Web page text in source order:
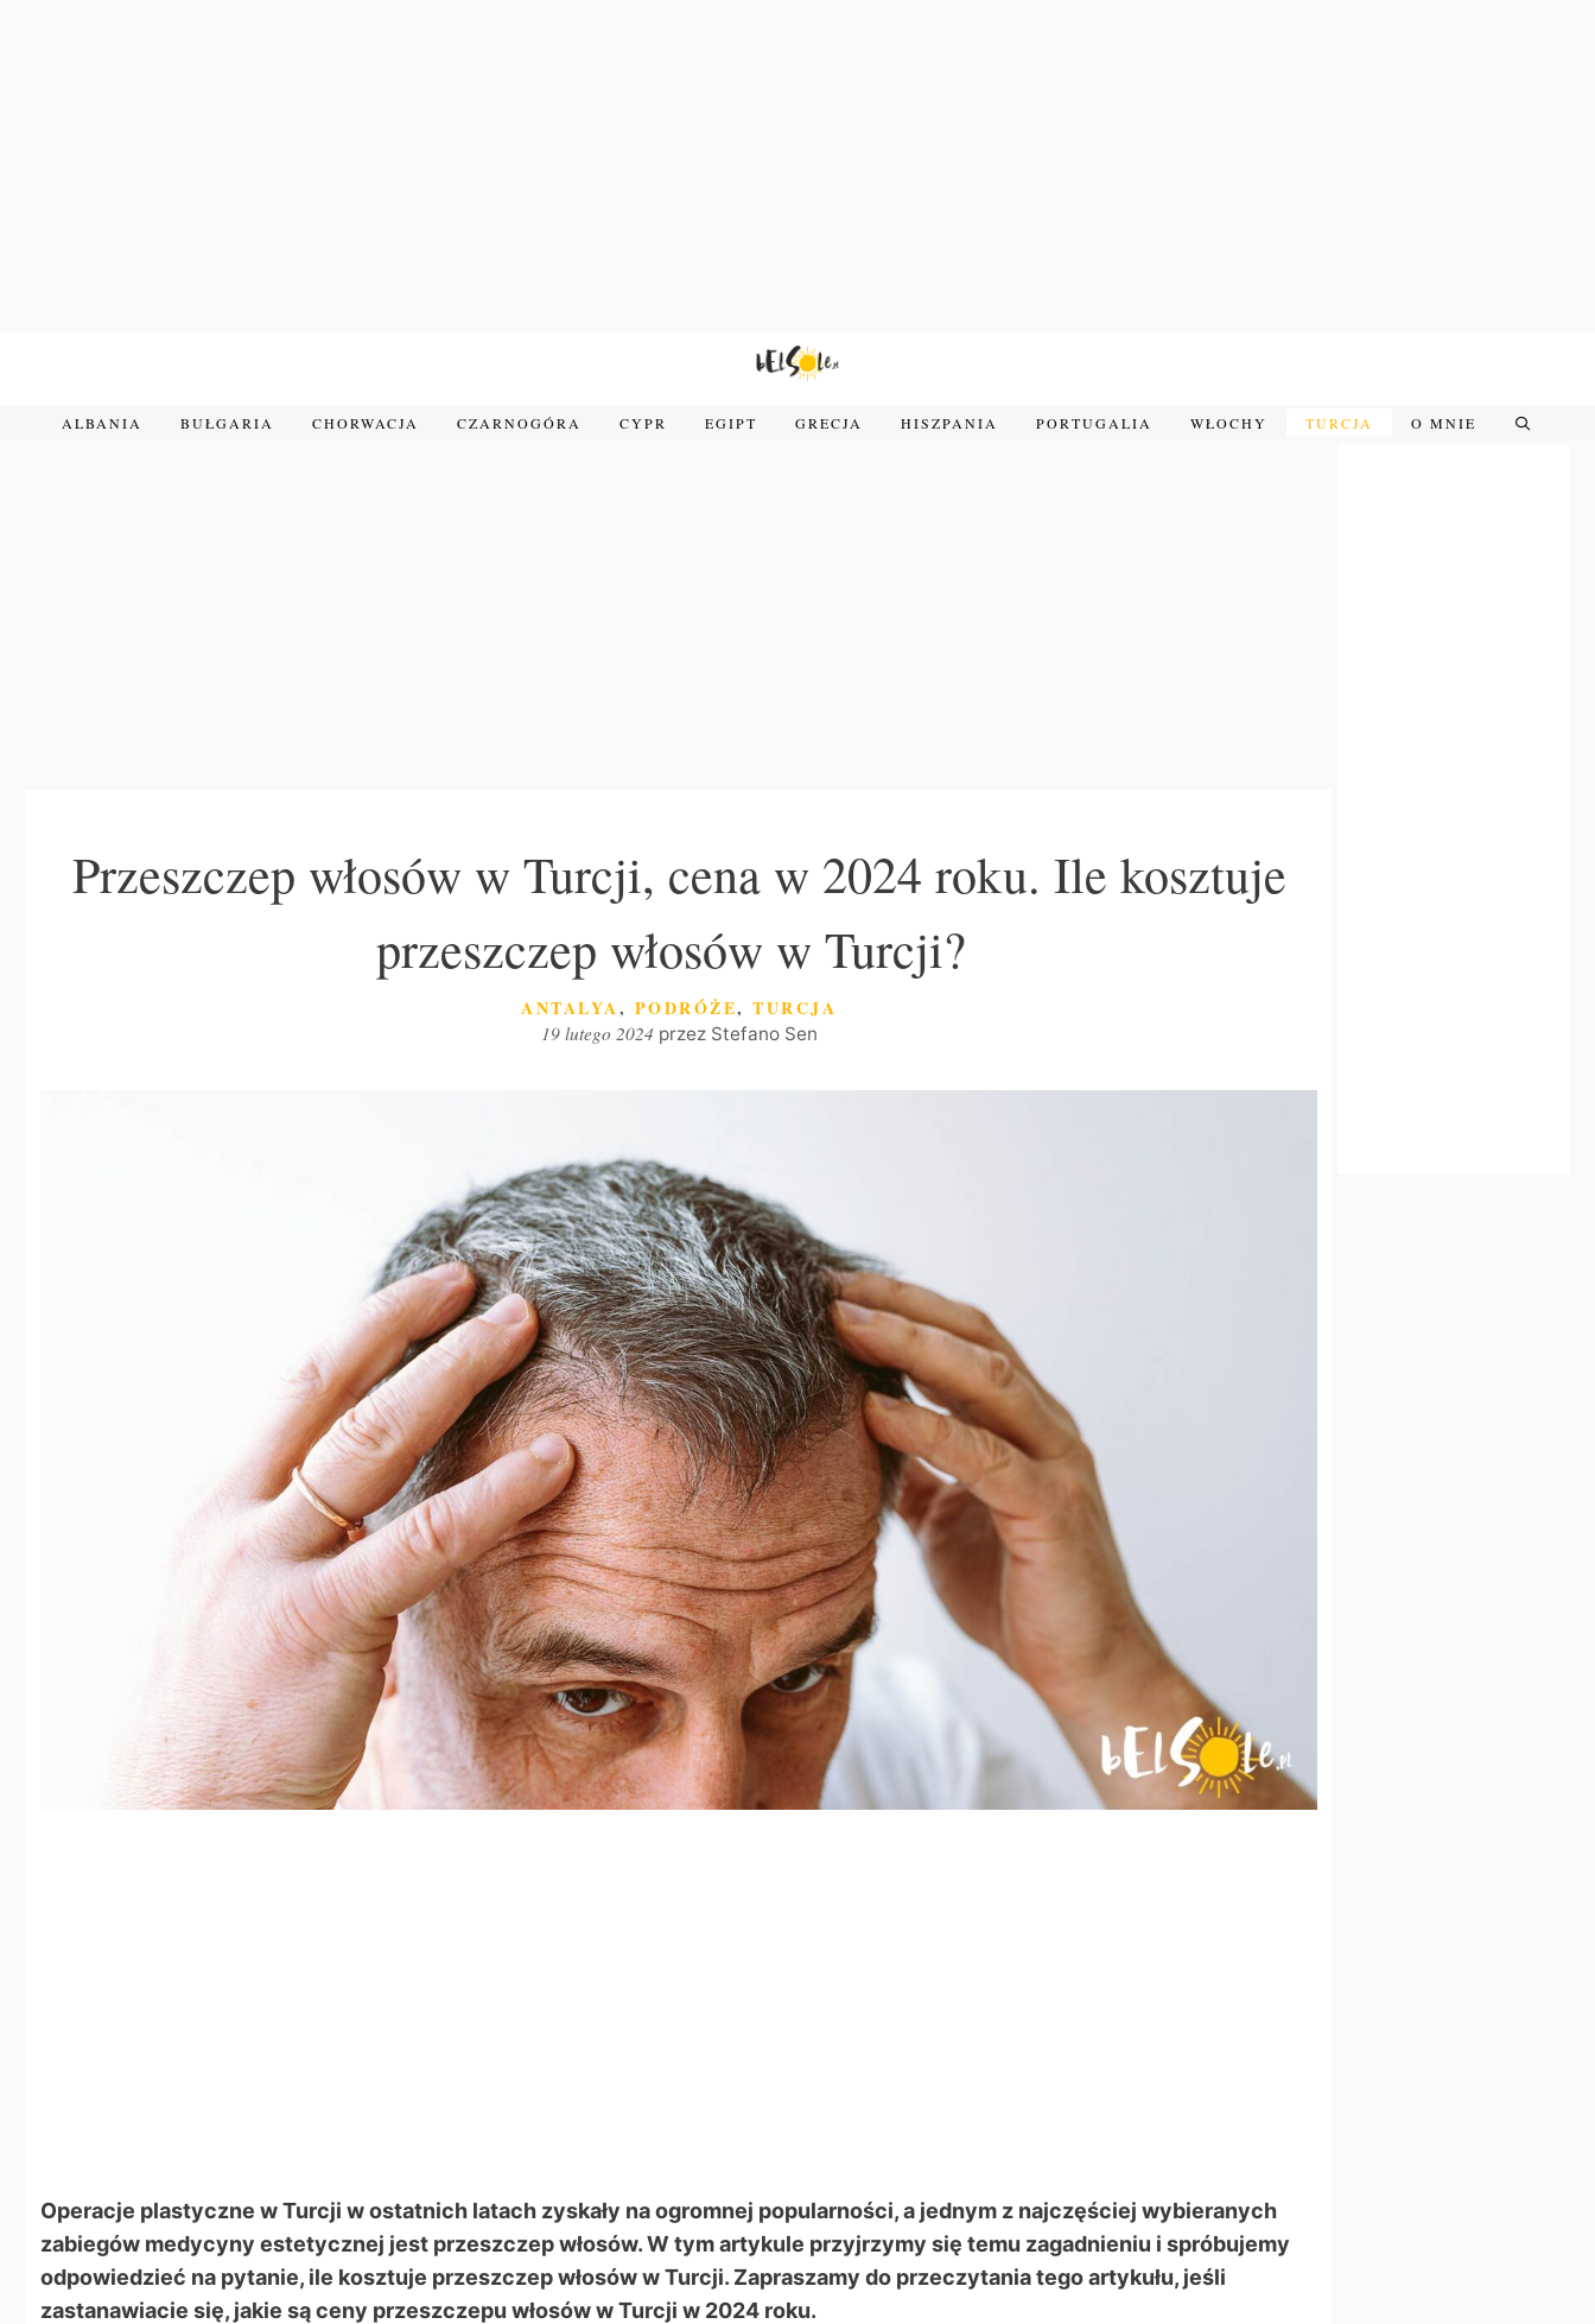
ALBANIA BUŁGARIA CHORWACJA CZARNOGÓRA CYPR EGIPT GRECJA HISZPANIA PORTUGALIA WŁOCHY TURCJA O MNIE
Przeszczep włosów w Turcji, cena w 2024 roku. Ile kosztuje
przeszczep włosów w Turcji?
KATEGORIE
ANTALYA, PODRÓŻE, TURCJA
19 lutego 2024 przez Stefano Sen
Operacje plastyczne w Turcji w ostatnich latach zyskały na ogromnej popularności, a jednym z najczęściej wybieranych
zabiegów medycyny estetycznej jest przeszczep włosów. W tym artykule przyjrzymy się temu zagadnieniu i spróbujemy
odpowiedzieć na pytanie, ile kosztuje przeszczep włosów w Turcji. Zapraszamy do przeczytania tego artykułu, jeśli
zastanawiacie się, jakie są ceny przeszczepu włosów w Turcji w 2024 roku.